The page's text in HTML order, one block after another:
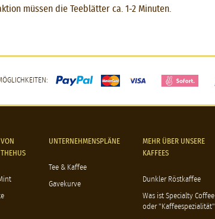
müssen die Teeblätter ca. 1-2 Minuten.
UNTERNEHMENSPLÄNE
Tee & Kaffee
Gavekurve
MEHR ÜBER UNSERE
KAFFEES
Dunkler Röstkaffee
Was ist Specialty Coffee
oder "Kaffeespezialität"